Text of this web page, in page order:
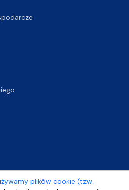
plików cookie (tzw.